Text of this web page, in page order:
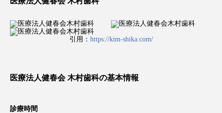
引用： https://kim-shika.com/
医療法人健春会 木村歯科の基本情報
診療時間